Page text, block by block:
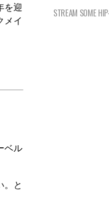
を迎
メイ
ベル
。と
STREAM SOME